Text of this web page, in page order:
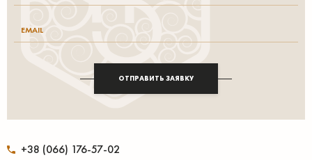
+38 (066) 176-57-02
ОТПРАВИТЬ ЗАЯВКУ